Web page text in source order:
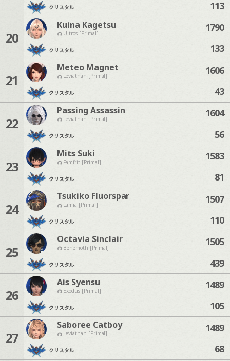
クリスタル 113
20
Kuina Kagetsu
Ultros [Primal]
クリスタル
1790
133
21
Meteo Magnet
Leviathan [Primal]
クリスタル
1606
43
22
Passing Assassin
Leviathan [Primal]
クリスタル
1604
56
23
Mits Suki
Famfrit [Primal]
クリスタル
1583
81
24
Tsukiko Fluorspar
Lamia [Primal]
クリスタル
1507
110
25
Octavia Sinclair
Behemoth [Primal]
クリスタル
1505
439
26
Ais Syensu
Exodus [Primal]
クリスタル
1489
105
27
Saboree Catboy
Leviathan [Primal]
クリスタル
1489
68